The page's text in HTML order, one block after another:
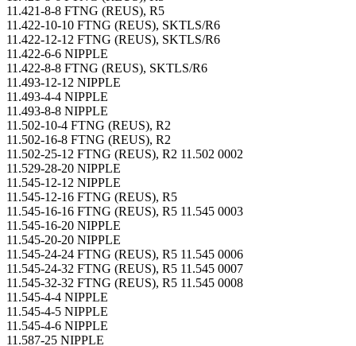
11.421-8-8 FTNG (REUS), R5
11.422-10-10 FTNG (REUS), SKTLS/R6
11.422-12-12 FTNG (REUS), SKTLS/R6
11.422-6-6 NIPPLE
11.422-8-8 FTNG (REUS), SKTLS/R6
11.493-12-12 NIPPLE
11.493-4-4 NIPPLE
11.493-8-8 NIPPLE
11.502-10-4 FTNG (REUS), R2
11.502-16-8 FTNG (REUS), R2
11.502-25-12 FTNG (REUS), R2 11.502 0002
11.529-28-20 NIPPLE
11.545-12-12 NIPPLE
11.545-12-16 FTNG (REUS), R5
11.545-16-16 FTNG (REUS), R5 11.545 0003
11.545-16-20 NIPPLE
11.545-20-20 NIPPLE
11.545-24-24 FTNG (REUS), R5 11.545 0006
11.545-24-32 FTNG (REUS), R5 11.545 0007
11.545-32-32 FTNG (REUS), R5 11.545 0008
11.545-4-4 NIPPLE
11.545-4-5 NIPPLE
11.545-4-6 NIPPLE
11.587-25 NIPPLE